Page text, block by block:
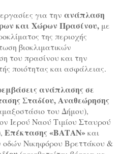
για την ανάπλαση
και Χώρων Πρασίνου, με
της περιοχής
βιοκλιματικών
του πρασίνου και την
ποιότητας και ασφάλειας.
ανάπλασης σε
Σταδίου, Αναθεώρησης
του Δήμου),
Ιερού Ναού Τιμίου Σταυρού
Επέκτασης «ΒΑΤΑΝ»και
οδών Νικηφόρου Βρεττάκου &